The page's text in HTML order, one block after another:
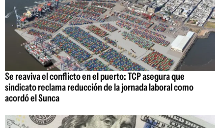
Se reaviva el conflicto en el puerto: TCP asegura que
sindicato reclama reducción de la jornada laboral como
acordó el Sunca